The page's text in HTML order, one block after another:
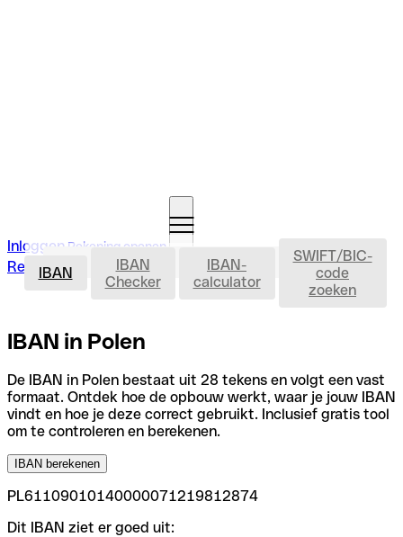
Inloggen Rekening openen
Rekening openen IBAN
IBAN
IBAN
Checker
IBAN-
calculator
SWIFT/BIC-
code
zoeken
IBAN in Polen
De IBAN in Polen bestaat uit 28 tekens en volgt een vast
formaat. Ontdek hoe de opbouw werkt, waar je jouw IBAN
vindt en hoe je deze correct gebruikt. Inclusief gratis tool
om te controleren en berekenen.
IBAN berekenen
PL61109010140000071219812874
Dit IBAN ziet er goed uit: